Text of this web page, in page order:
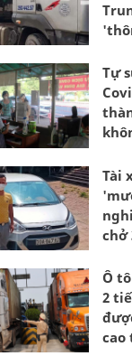
Tự
Tài
chở
Ô
2
cao